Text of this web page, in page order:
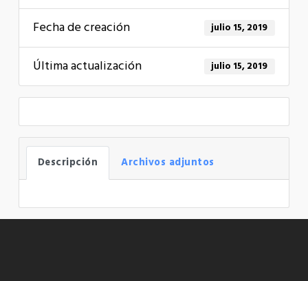
Fecha de creación julio 15, 2019
Última actualización julio 15, 2019
Descripción Archivos adjuntos